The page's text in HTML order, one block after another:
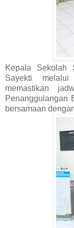
Kepala Sekolah
Sayekti
memastikan
Penanggulangan
bersamaan